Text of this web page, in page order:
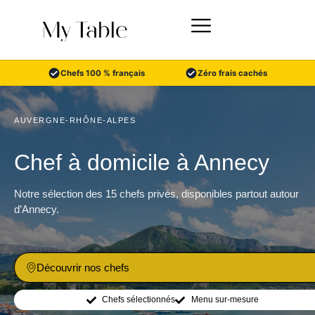
Chefs 100 % français Zéro frais cachés
AUVERGNE-RHÔNE-ALPES
Chef à domicile à Annecy
Notre sélection des 15 chefs privés, disponibles partout autour
d’Annecy.
Découvrir nos chefs
Chefs sélectionnés Menu sur-mesure